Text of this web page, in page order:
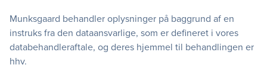
Munksgaard behandler oplysninger på baggrund af en
instruks fra den dataansvarlige, som er defineret i vores
databehandleraftale, og deres hjemmel til behandlingen er
hhv.